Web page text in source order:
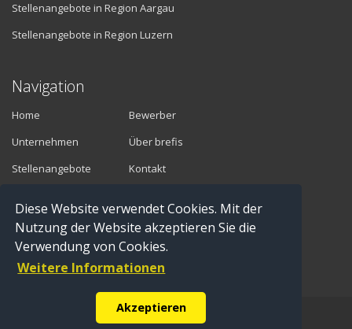
Diese Website verwendet Cookies. Mit der
Nutzung der Website akzeptieren Sie die
Verwendung von Cookies.
Weitere Informationen
Akzeptieren
Stellenangebote in Region Aargau
Stellenangebote in Region Luzern
Navigation
Home
Unternehmen
Stellenangebote
Bewerber
Über brefis
Kontakt
Vermittler
Anmelden
Registrieren
© Copyright 2016 brefis personal ag - 6300 Zug |